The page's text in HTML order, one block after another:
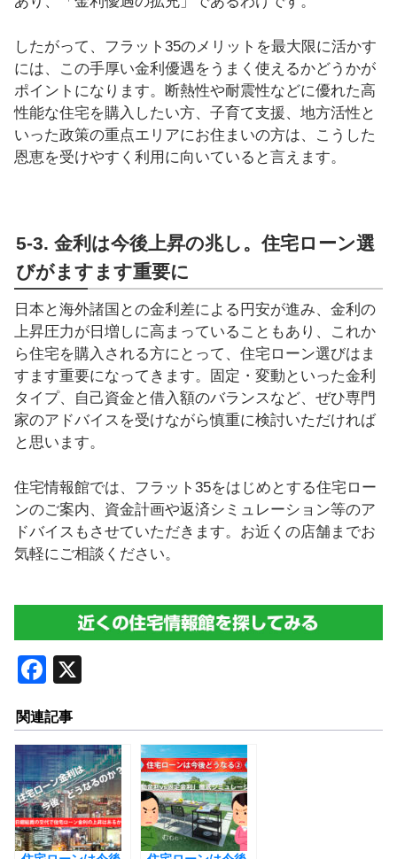
したがって、フラット35のメリットを最大限に活かす
には、この手厚い金利優遇をうまく使えるかどうかが
ポイントになります。断熱性や耐震性などに優れた高
性能な住宅を購入したい方、子育て支援、地方活性と
いった政策の重点エリアにお住まいの方は、こうした
恩恵を受けやすく利用に向いていると言えます。
5-3. 金利は今後上昇の兆し。住宅ローン選
びがますます重要に
日本と海外諸国との金利差による円安が進み、金利の
上昇圧力が日増しに高まっていることもあり、これか
ら住宅を購入される方にとって、住宅ローン選びはま
すます重要になってきます。固定・変動といった金利
タイプ、自己資金と借入額のバランスなど、ぜひ専門
家のアドバイスを受けながら慎重に検討いただければ
と思います。
住宅情報館では、フラット35をはじめとする住宅ロー
ンのご案内、資金計画や返済シミュレーション等のア
ドバイスもさせていただきます。お近くの店舗までお
気軽にご相談ください。
F
c
e
b
o
o
関連記事